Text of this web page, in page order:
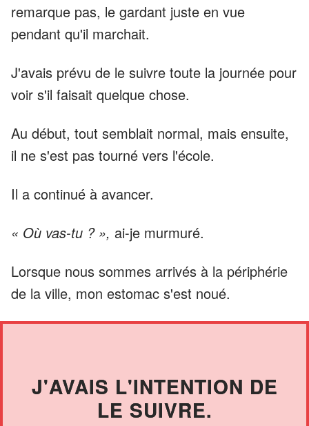
remarque pas, le gardant juste en vue
pendant qu'il marchait.
J'avais prévu de le suivre toute la journée pour
voir s'il faisait quelque chose.
Au début, tout semblait normal, mais ensuite,
il ne s'est pas tourné vers l'école.
Il a continué à avancer.
« Où vas-tu ? », ai-je murmuré.
Lorsque nous sommes arrivés à la périphérie
de la ville, mon estomac s'est noué.
J'AVAIS L'INTENTION DE
LE SUIVRE.